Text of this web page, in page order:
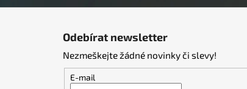
Odebírat newsletter
Nezmeškejte žádné novinky či slevy!
E-mail